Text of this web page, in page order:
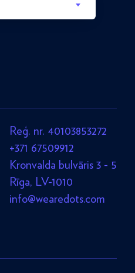
Reģ. nr. 40103853272
+371 67509912
Kronvalda bulvāris 3 - 5
Rīga, LV-1010
info@wearedots.com